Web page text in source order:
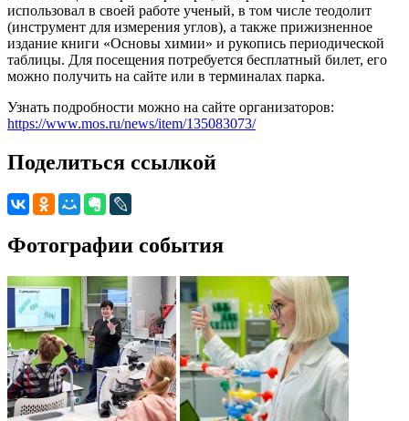
использовал в своей работе ученый, в том числе теодолит
(инструмент для измерения углов), а также прижизненное
издание книги «Основы химии» и рукопись периодической
таблицы. Для посещения потребуется бесплатный билет, его
можно получить на сайте или в терминалах парка.
Узнать подробности можно на сайте организаторов:
https://www.mos.ru/news/item/135083073/
Поделиться ссылкой
Фотографии события